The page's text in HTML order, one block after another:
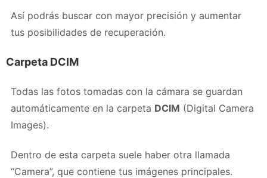
Así podrás buscar con mayor precisión y aumentar
tus posibilidades de recuperación.
Carpeta DCIM
Todas las fotos tomadas con la cámara se guardan
automáticamente en la carpeta DCIM (Digital Camera
Images).
Dentro de esta carpeta suele haber otra llamada
“Camera”, que contiene tus imágenes principales.